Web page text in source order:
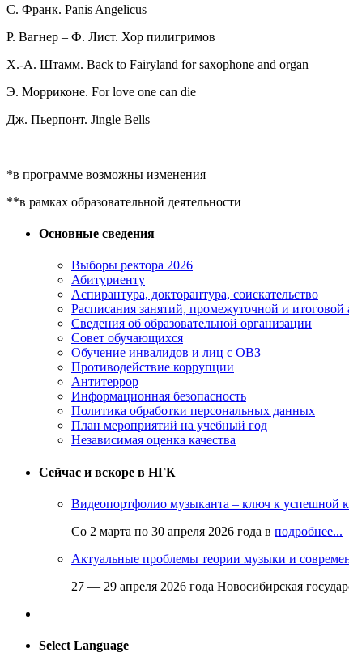
С. Франк. Panis Angelicus
Р. Вагнер – Ф. Лист. Хор пилигримов
Х.-А. Штамм. Back to Fairyland for saxophone and organ
Э. Морриконе. For love one can die
Дж. Пьерпонт. Jingle Bells
*в программе возможны изменения
**в рамках образовательной деятельности
Основные сведения
Выборы ректора 2026
Абитуриенту
Аспирантура, докторантура, соискательство
Расписания занятий, промежуточной и итоговой
Сведения об образовательной организации
Совет обучающихся
Обучение инвалидов и лиц с ОВЗ
Противодействие коррупции
Антитеррор
Информационная безопасность
Политика обработки персональных данных
План мероприятий на учебный год
Независимая оценка качества
Сейчас и вскоре в НГК
Видеопортфолио музыканта – ключ к успешной
Со 2 марта по 30 апреля 2026 года в подробнее...
Актуальные проблемы теории музыки и
27 — 29 апреля 2026 года Новосибирская
Select Language